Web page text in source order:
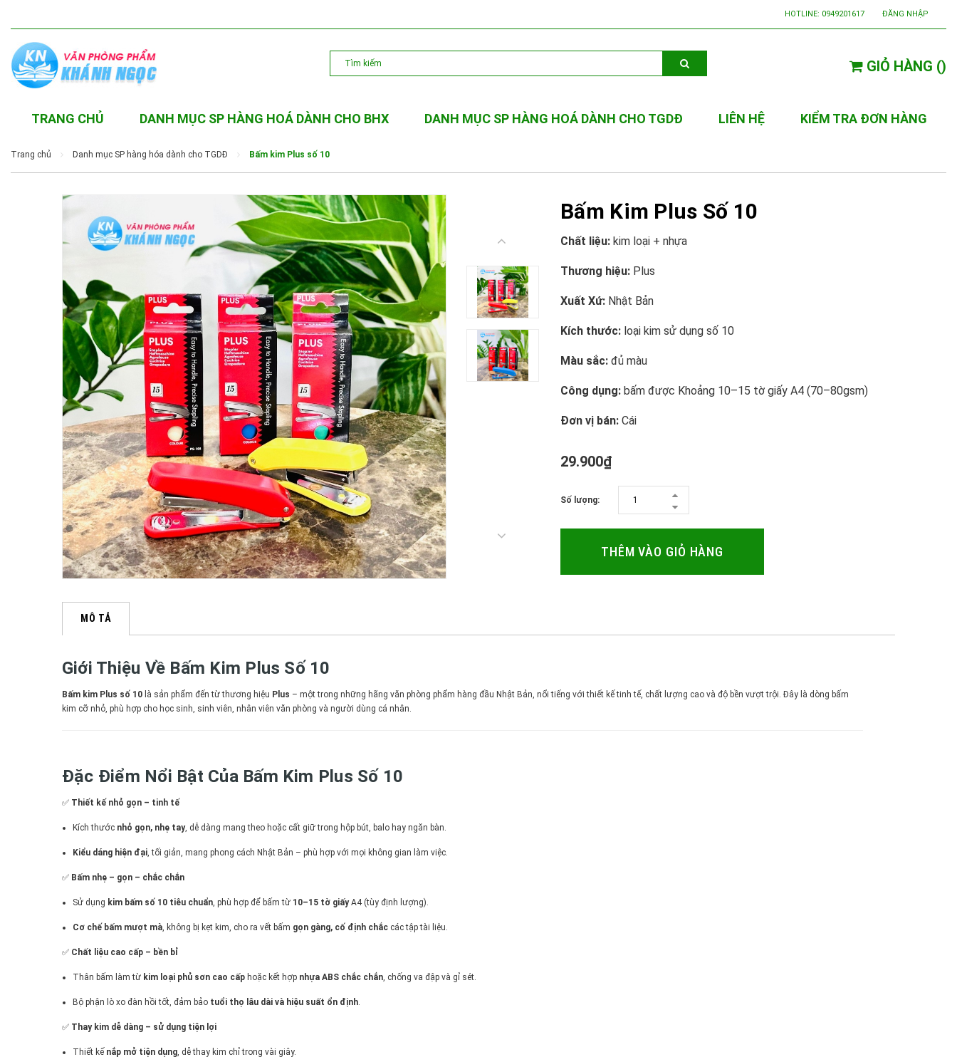
HOTLINE: 0949201617 ĐĂNG NHẬP
GIỎ HÀNG ()
TRANG CHỦ DANH MỤC SP HÀNG HOÁ DÀNH CHO BHX DANH MỤC SP HÀNG HOÁ DÀNH CHO TGDĐ LIÊN HỆ KIỂM TRA ĐƠN HÀNG
Trang chủ Danh mục SP hàng hóa dành cho TGDĐ Bấm kim Plus số 10
Bấm Kim Plus Số 10
Chất liệu: kim loại + nhựa
Thương hiệu: Plus
Xuất Xứ: Nhật Bản
Kích thước: loại kim sử dụng số 10
Màu sắc: đủ màu
Công dụng: bấm được Khoảng 10–15 tờ giấy A4 (70–80gsm)
Đơn vị bán: Cái
29.900₫
Số lượng:
THÊM VÀO GIỎ HÀNG
MÔ TẢ
Giới Thiệu Về Bấm Kim Plus Số 10
Bấm kim Plus số 10 là sản phẩm đến từ thương hiệu Plus – một trong những hãng văn phòng phẩm hàng đầu Nhật Bản, nổi tiếng với thiết kế tinh tế, chất lượng cao và độ bền vượt trội. Đây là dòng bấm
kim cỡ nhỏ, phù hợp cho học sinh, sinh viên, nhân viên văn phòng và người dùng cá nhân.
Đặc Điểm Nổi Bật Của Bấm Kim Plus Số 10
✅ Thiết kế nhỏ gọn – tinh tế
Kích thước nhỏ gọn, nhẹ tay, dễ dàng mang theo hoặc cất giữ trong hộp bút, balo hay ngăn bàn.
Kiểu dáng hiện đại, tối giản, mang phong cách Nhật Bản – phù hợp với mọi không gian làm việc.
✅ Bấm nhẹ – gọn – chắc chắn
Sử dụng kim bấm số 10 tiêu chuẩn, phù hợp để bấm từ 10–15 tờ giấyA4 (tùy định lượng).
Cơ chế bấm mượt mà, không bị kẹt kim, cho ra vết bấm gọn gàng, cố định chắc các tập tài liệu.
✅ Chất liệu cao cấp – bền bỉ
Thân bấm làm từ kim loại phủ sơn cao cấp hoặc kết hợp nhựa ABS chắc chắn, chống va đập và gỉ sét.
Bộ phận lò xo đàn hồi tốt, đảm bảo tuổi thọ lâu dài và hiệu suất ổn định.
✅ Thay kim dễ dàng – sử dụng tiện lợi
Thiết kế nắp mở tiện dụng, dễ thay kim chỉ trong vài giây.